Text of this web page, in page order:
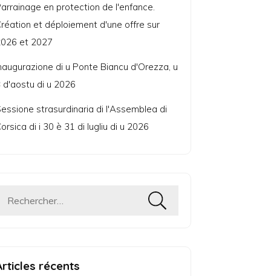
en protection de l'enfance.
et déploiement d'une offre sur
et 2027
di u Ponte Biancu d'Orezza, u
d'aostu di u 2026
strasurdinaria di l'Assemblea di
di i 30 è 31 di lugliu di u 2026
Rechercher :
récents